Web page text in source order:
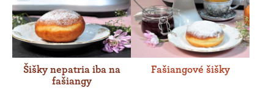
Šišky nepatria iba na
fašiangy
Fašiangové šišky